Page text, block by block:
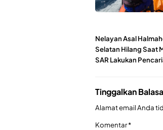
Nelayan Asal
Selatan Hilang Saat
SAR Lakukan
Tinggalkan
Alamat email Anda
Komentar*